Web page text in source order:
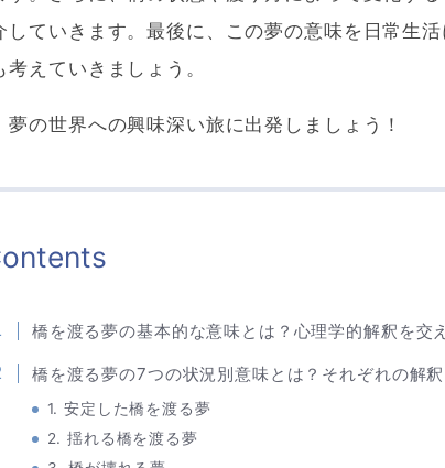
していきます。最後に、この夢の意味を日常生
考えていきましょう。
夢の世界への興味深い旅に出発しましょう！
橋を渡る夢の基本的な意味とは？心理学的解釈を交
橋を渡る夢の7つの状況別意味とは？それぞれの解
1. 安定した橋を渡る夢
2. 揺れる橋を渡る夢